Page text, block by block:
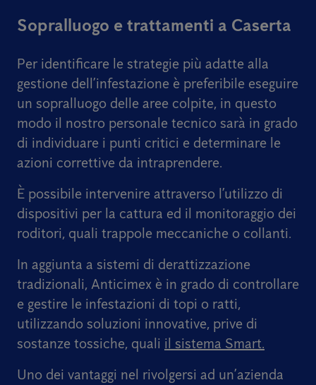
Sopralluogo e trattamenti a Caserta
Per identificare le strategie più adatte alla
gestione dell’infestazione è preferibile eseguire
un sopralluogo delle aree colpite, in questo
modo il nostro personale tecnico sarà in grado
di individuare i punti critici e determinare le
azioni correttive da intraprendere.
È possibile intervenire attraverso l’utilizzo di
dispositivi per la cattura ed il monitoraggio dei
roditori, quali trappole meccaniche o collanti.
In aggiunta a sistemi di derattizzazione
tradizionali, Anticimex è in grado di controllare
e gestire le infestazioni di topi o ratti,
utilizzando soluzioni innovative, prive di
sostanze tossiche, quali il sistema Smart.
Uno dei vantaggi nel rivolgersi ad un’azienda